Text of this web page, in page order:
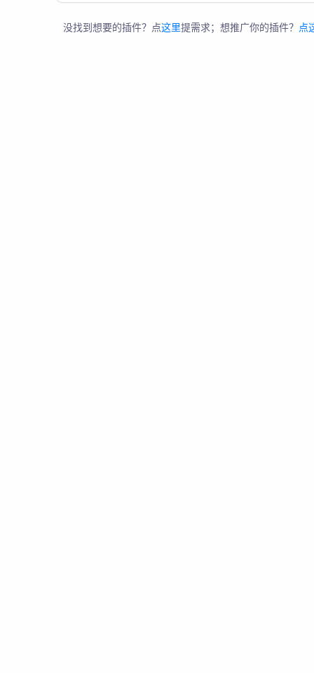
没找到想要的插件？点这里提需求；想推广你的插件？ 点